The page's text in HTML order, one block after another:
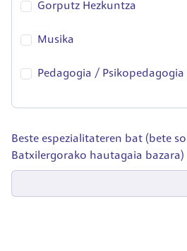
Gorputz Hezkuntza
Musika
Pedagogia /
Beste espezialitateren bat (bete
Batxilergorako hautagaia bazara)